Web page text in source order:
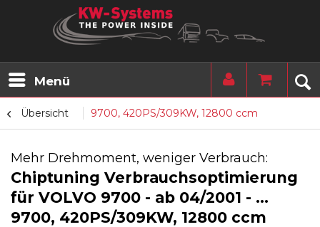
Menü
Übersicht 9700, 420PS/309KW, 12800 ccm
Mehr Drehmoment, weniger Verbrauch:
Chiptuning Verbrauchsoptimierung
für VOLVO 9700 - ab 04/2001 - ...
9700, 420PS/309KW, 12800 ccm